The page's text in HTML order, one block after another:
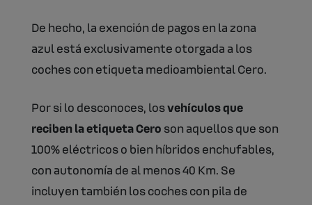
De hecho, la exención de pagos en la zona
azul está exclusivamente otorgada a los
coches con etiqueta medioambiental Cero.
Por si lo desconoces, losvehículos que
reciben la etiqueta Cero son aquellos que son
100% eléctricos o bien híbridos enchufables,
con autonomía de al menos 40 Km. Se
incluyen también los coches con pila de